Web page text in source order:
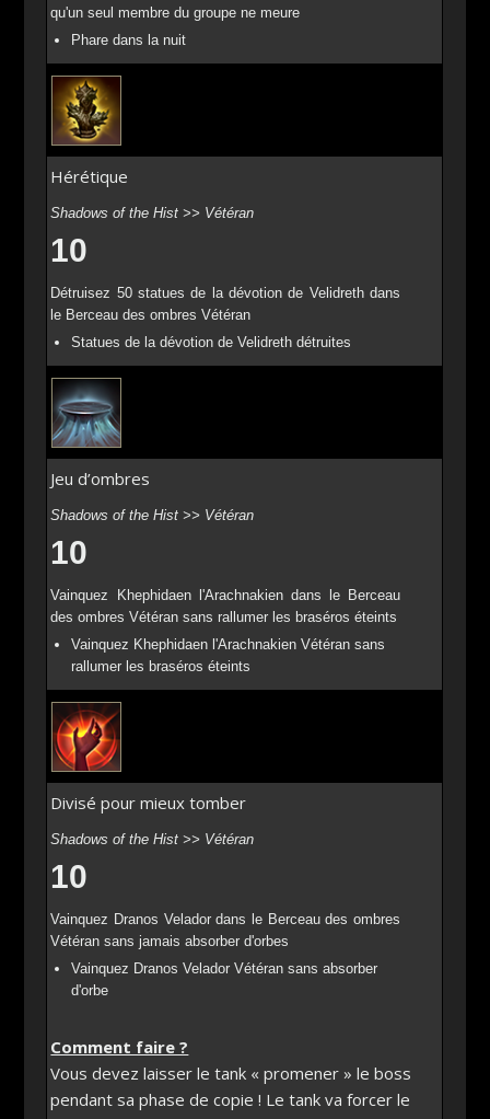
qu'un seul membre du groupe ne meure
Phare dans la nuit
Hérétique
Shadows of the Hist >> Vétéran
10
Détruisez 50 statues de la dévotion de Velidreth dans
le Berceau des ombres Vétéran
Statues de la dévotion de Velidreth détruites
Jeu d’ombres
Shadows of the Hist >> Vétéran
10
Vainquez Khephidaen l'Arachnakien dans le Berceau
des ombres Vétéran sans rallumer les braséros éteints
Vainquez Khephidaen l'Arachnakien Vétéran sans
rallumer les braséros éteints
Divisé pour mieux tomber
Shadows of the Hist >> Vétéran
10
Vainquez Dranos Velador dans le Berceau des ombres
Vétéran sans jamais absorber d'orbes
Vainquez Dranos Velador Vétéran sans absorber
d'orbe
Comment faire ?
Vous devez laisser le tank « promener » le boss
pendant sa phase de copie ! Le tank va forcer le